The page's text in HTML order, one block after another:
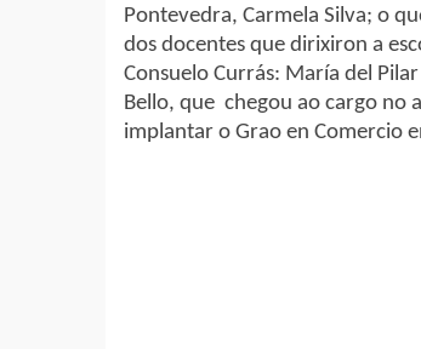
Pontevedra, Carmela Silva; o
dos docentes que dirixiron a
Consuelo Currás: María del
Bello, que chegou ao cargo no
implantar o Grao en Comercio